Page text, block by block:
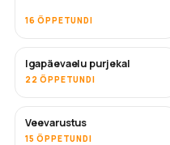
16 ÕPPETUNDI
Igapäevaelu purjekal
22 ÕPPETUNDI
Veevarustus
15 ÕPPETUNDI